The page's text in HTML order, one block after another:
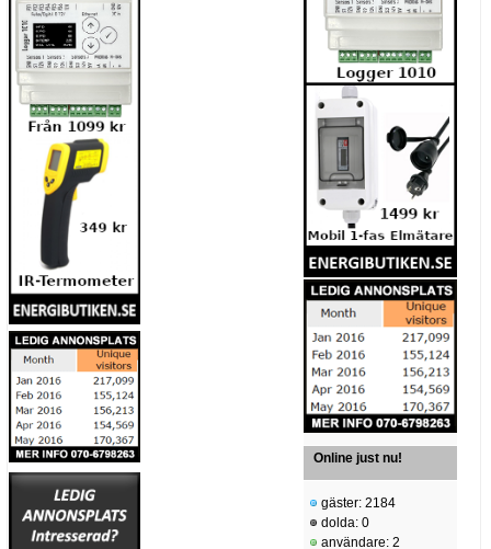
Online just nu!
gäster: 2184
dolda: 0
användare: 2